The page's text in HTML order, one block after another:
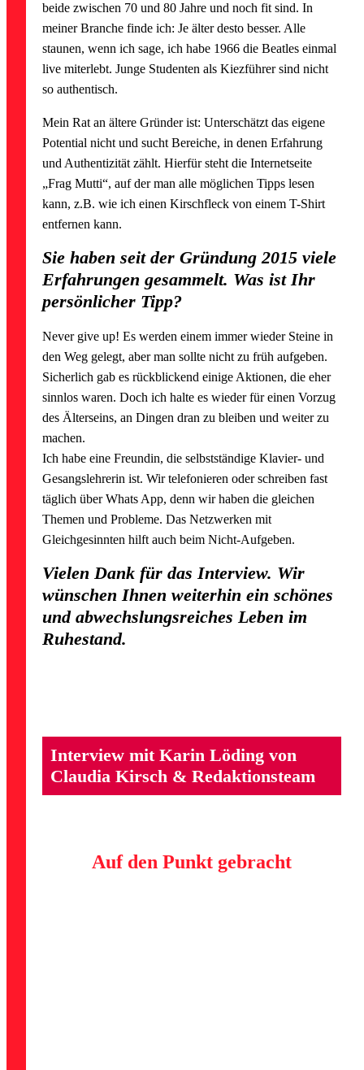
beide zwischen 70 und 80 Jahre und noch fit sind. In
meiner Branche finde ich: Je älter desto besser. Alle
staunen, wenn ich sage, ich habe 1966 die Beatles einmal
live miterlebt. Junge Studenten als Kiezführer sind nicht
so authentisch.
Mein Rat an ältere Gründer ist: Unterschätzt das eigene
Potential nicht und sucht Bereiche, in denen Erfahrung
und Authentizität zählt. Hierfür steht die Internetseite
„Frag Mutti“, auf der man alle möglichen Tipps lesen
kann, z.B. wie ich einen Kirschfleck von einem T-Shirt
entfernen kann.
Sie haben seit der Gründung 2015 viele
Erfahrungen gesammelt. Was ist Ihr
persönlicher Tipp?
Never give up! Es werden einem immer wieder Steine in
den Weg gelegt, aber man sollte nicht zu früh aufgeben.
Sicherlich gab es rückblickend einige Aktionen, die eher
sinnlos waren. Doch ich halte es wieder für einen Vorzug
des Älterseins, an Dingen dran zu bleiben und weiter zu
machen.
Ich habe eine Freundin, die selbstständige Klavier- und
Gesangslehrerin ist. Wir telefonieren oder schreiben fast
täglich über Whats App, denn wir haben die gleichen
Themen und Probleme. Das Netzwerken mit
Gleichgesinnten hilft auch beim Nicht-Aufgeben.
Vielen Dank für das Interview. Wir
wünschen Ihnen weiterhin ein schönes
und abwechslungsreiches Leben im
Ruhestand.
Interview mit Karin Löding von
Claudia Kirsch & Redaktionsteam
Auf den Punkt gebracht